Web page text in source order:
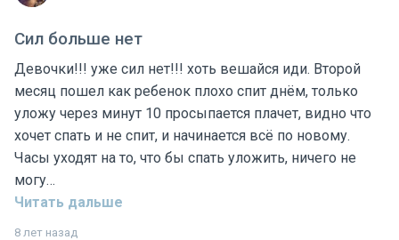
Сил больше нет
Девочки!!! уже сил нет!!! хоть вешайся иди. Второй
месяц пошел как ребенок плохо спит днём, только
уложу через минут 10 просыпается плачет, видно что
хочет спать и не спит, и начинается всё по новому.
Часы уходят на то, что бы спать уложить, ничего не
могу…
Читать дальше
8 лет назад